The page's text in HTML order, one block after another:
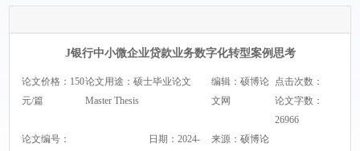
J银行中小微企业贷款业务数字化转型案例思考
论文价格：150
元/篇
论文用途：硕士毕业论文
Master Thesis
编辑：硕博论
文网
点击次数：
论文字数：
26966
论文编号：
日期：2024-
来源：硕博论